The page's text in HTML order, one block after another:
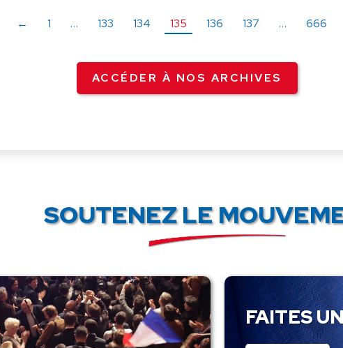
← 1 … 133 134 135 136 137 … 666
ACCÉDER À NOS ARCHIVES
SOUTENEZ LE
FAITES